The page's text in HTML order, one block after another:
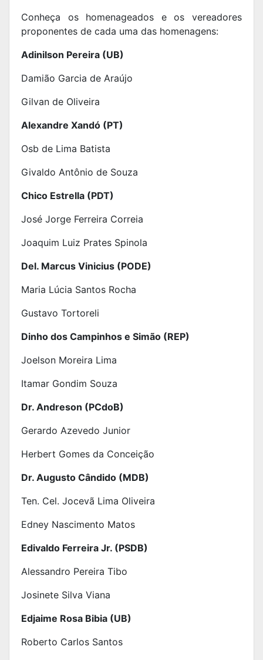
Conheça os homenageados e os vereadores
proponentes de cada uma das homenagens:
Adinilson Pereira (UB)
Damião Garcia de Araújo
Gilvan de Oliveira
Alexandre Xandó (PT)
Osb de Lima Batista
Givaldo Antônio de Souza
Chico Estrella (PDT)
José Jorge Ferreira Correia
Joaquim Luiz Prates Spinola
Del. Marcus Vinicius (PODE)
Maria Lúcia Santos Rocha
Gustavo Tortoreli
Dinho dos Campinhos e Simão (REP)
Joelson Moreira Lima
Itamar Gondim Souza
Dr. Andreson (PCdoB)
Gerardo Azevedo Junior
Herbert Gomes da Conceição
Dr. Augusto Cândido (MDB)
Ten. Cel. Jocevã Lima Oliveira
Edney Nascimento Matos
Edivaldo Ferreira Jr. (PSDB)
Alessandro Pereira Tibo
Josinete Silva Viana
Edjaime Rosa Bibia (UB)
Roberto Carlos Santos